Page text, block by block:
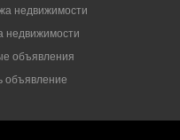
недвижимости
недвижимости
объявления
объявление